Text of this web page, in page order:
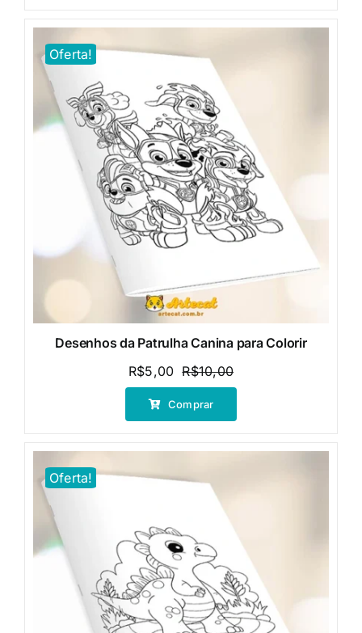
Oferta!
Desenhos da Patrulha Canina para Colorir
R$10,00O
preço
era:
R$5,00
O
preço
é:
Comprar
Oferta!